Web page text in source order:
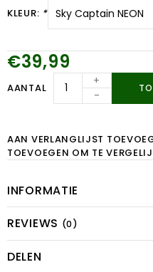
KLEUR: *
€39,99
AANTAL
+
-
AAN VERLANGLIJST
TOEVOEGEN OM TE
INFORMATIE
REVIEWS (0)
DELEN